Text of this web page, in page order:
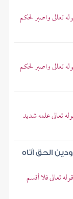
تعالى واصبر لحكم
تعالى واصبر لحكم
تعالى علمه شديد
الحق آتاه
تعالى فلا أقسم